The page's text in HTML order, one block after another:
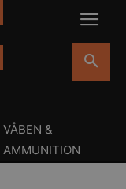
VÅBEN &
AMMUNITION